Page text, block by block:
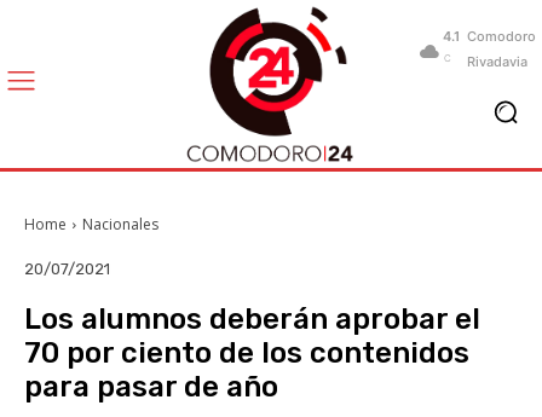
4.1
C
Comodoro
Rivadavia
Home Nacionales
20/07/2021
Los alumnos deberán aprobar el
70 por ciento de los contenidos
para pasar de año